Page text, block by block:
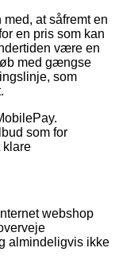
at såfremt en
en pris som kan
være en
med gængse
som
som for
klare
webshop
almindeligvis ikke